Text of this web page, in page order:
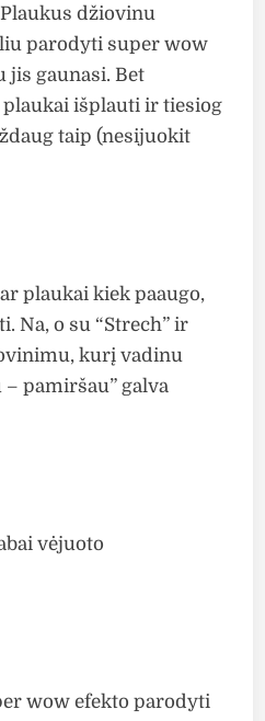
džiovinu
parodyti super wow
jis gaunasi. Bet
išplauti ir tiesiog
taip (nesijuokit
plaukai kiek paaugo,
Na, o su “Strech” ir
kurį vadinu
pamiršau” galva
vėjuoto
wow efekto parodyti